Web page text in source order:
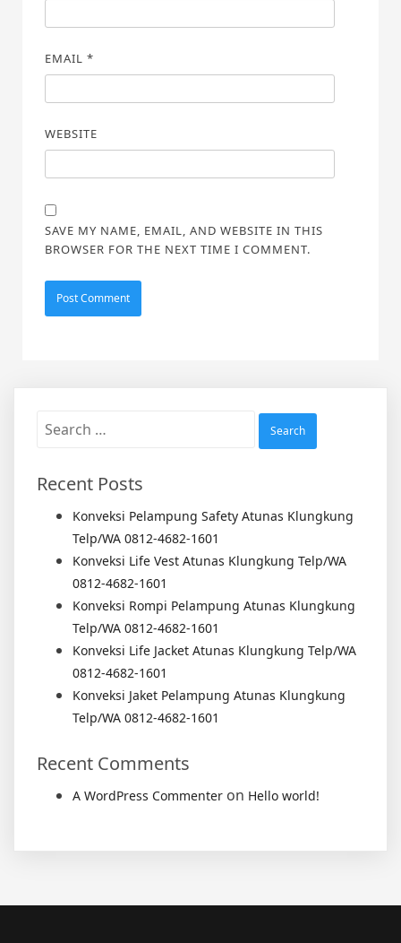
EMAIL *
WEBSITE
SAVE MY NAME, EMAIL, AND WEBSITE IN THIS
BROWSER FOR THE NEXT TIME I COMMENT.
Search
Recent Posts
Konveksi Pelampung Safety Atunas Klungkung
Telp/WA 0812-4682-1601
Konveksi Life Vest Atunas Klungkung Telp/WA
0812-4682-1601
Konveksi Rompi Pelampung Atunas Klungkung
Telp/WA 0812-4682-1601
Konveksi Life Jacket Atunas Klungkung Telp/WA
0812-4682-1601
Konveksi Jaket Pelampung Atunas Klungkung
Telp/WA 0812-4682-1601
Recent Comments
A WordPress Commenter on Hello world!